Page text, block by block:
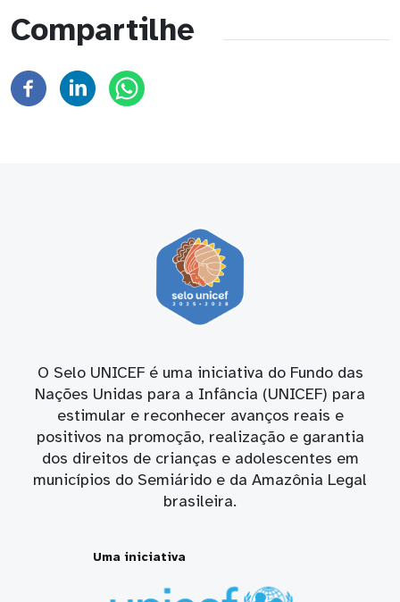
Compartilhe
O Selo UNICEF é uma iniciativa do Fundo das
Nações Unidas para a Infância (UNICEF) para
estimular e reconhecer avanços reais e
positivos na promoção, realização e garantia
dos direitos de crianças e adolescentes em
municípios do Semiárido e da Amazônia Legal
brasileira.
Uma iniciativa